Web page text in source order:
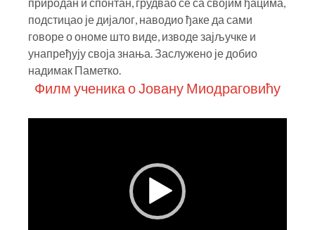
подстицао је дијалог, наводио ђаке да сами
говоре о ономе што виде, изводе зајључке и
унапређују своја знања. Заслужено је добио
надимак Паметко.
Филм ученика о Јовану Миодраговићу